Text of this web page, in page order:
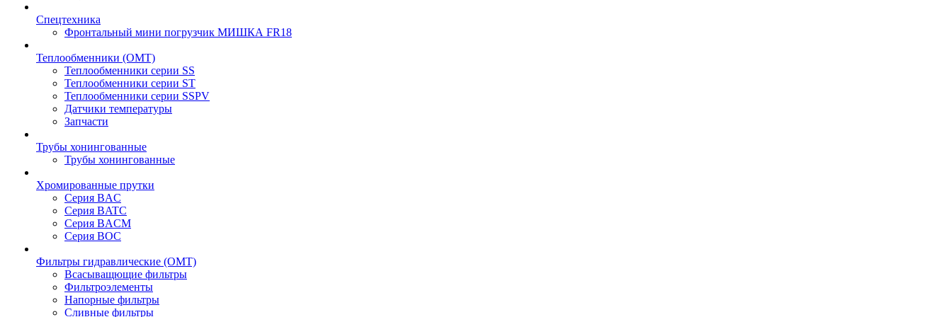
Спецтехника
Фронтальный мини погрузчик МИШКА FR18
Теплообменники (OMT)
Теплообменники серии SS
Теплообменники серии ST
Теплообменники серии SSPV
Датчики температуры
Запчасти
Трубы хонингованные
Трубы хонингованные
Хромированные прутки
Серия BAC
Серия BATC
Серия BACM
Серия BOC
Фильтры гидравлические (OMT)
Всасыващющие фильтры
Фильтроэлементы
Напорные фильтры
Сливные фильтры